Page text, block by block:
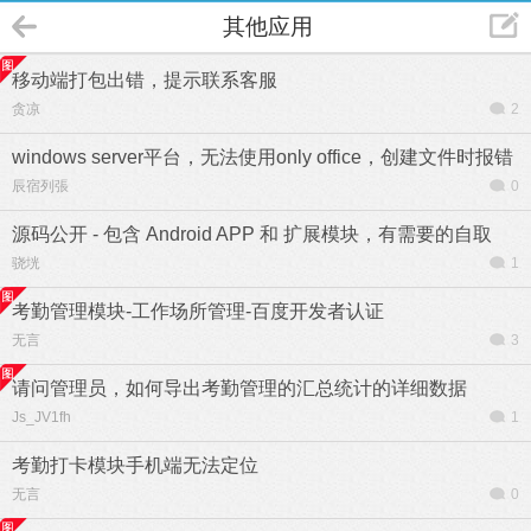
其他应用
移动端打包出错，提示联系客服
贪凉 2
windows server平台，无法使用only office，创建文件时报错
辰宿列張 0
源码公开 - 包含 Android APP 和 扩展模块，有需要的自取
骁垙 1
考勤管理模块-工作场所管理-百度开发者认证
无言 3
请问管理员，如何导出考勤管理的汇总统计的详细数据
Js_JV1fh 1
考勤打卡模块手机端无法定位
无言 0